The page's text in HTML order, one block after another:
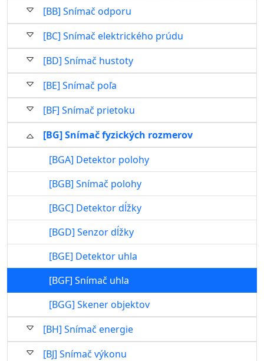
[BB] Snímač odporu
[BC] Snímač elektrického prúdu
[BD] Snímač hustoty
[BE] Snímač poľa
[BF] Snímač prietoku
[BG] Snímač fyzických rozmerov
[BGA] Detektor polohy
[BGB] Snímač polohy
[BGC] Detektor dĺžky
[BGD] Senzor dĺžky
[BGE] Detektor uhla
[BGF] Snímač uhla
[BGG] Skener objektov
[BH] Snímač energie
[BJ] Snímač výkonu